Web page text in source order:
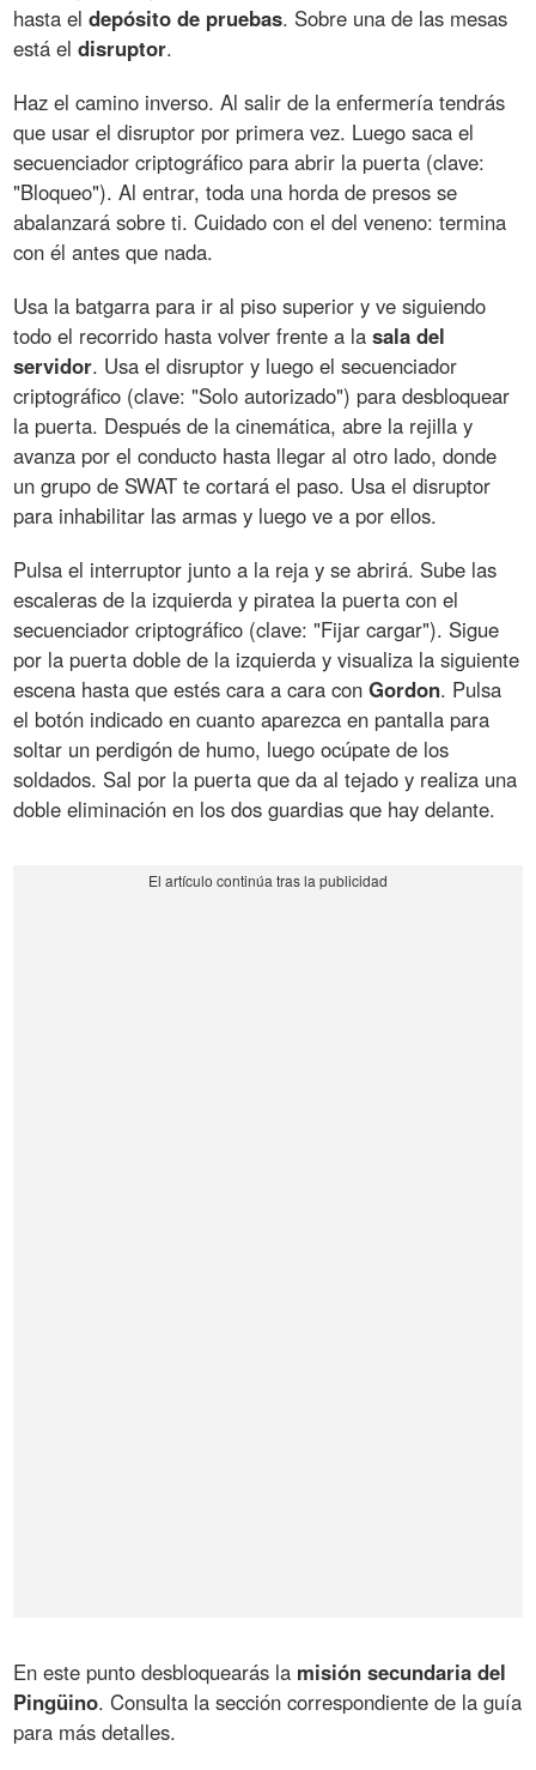
hasta eldepósito de pruebas. Sobre una de las mesas
está eldisruptor.
Haz el camino inverso. Al salir de la enfermería tendrás
que usar el disruptor por primera vez. Luego saca el
secuenciador criptográfico para abrir la puerta (clave:
"Bloqueo"). Al entrar, toda una horda de presos se
abalanzará sobre ti. Cuidado con el del veneno: termina
con él antes que nada.
Usa la batgarra para ir al piso superior y ve siguiendo
todo el recorrido hasta volver frente a lasala del
servidor. Usa el disruptor y luego el secuenciador
criptográfico (clave: "Solo autorizado") para desbloquear
la puerta. Después de la cinemática, abre la rejilla y
avanza por el conducto hasta llegar al otro lado, donde
un grupo de SWAT te cortará el paso. Usa el disruptor
para inhabilitar las armas y luego ve a por ellos.
Pulsa el interruptor junto a la reja y se abrirá. Sube las
escaleras de la izquierda y piratea la puerta con el
secuenciador criptográfico (clave: "Fijar cargar"). Sigue
por la puerta doble de la izquierda y visualiza la siguiente
escena hasta que estés cara a cara conGordon. Pulsa
el botón indicado en cuanto aparezca en pantalla para
soltar un perdigón de humo, luego ocúpate de los
soldados. Sal por la puerta que da al tejado y realiza una
doble eliminación en los dos guardias que hay delante.
En este punto desbloquearás la misión secundaria del
Pingüino. Consulta la sección correspondiente de la guía
para más detalles.